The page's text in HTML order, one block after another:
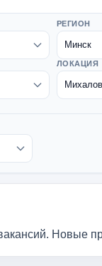
РЕГИОН
ЛОКАЦИЯ
Новые